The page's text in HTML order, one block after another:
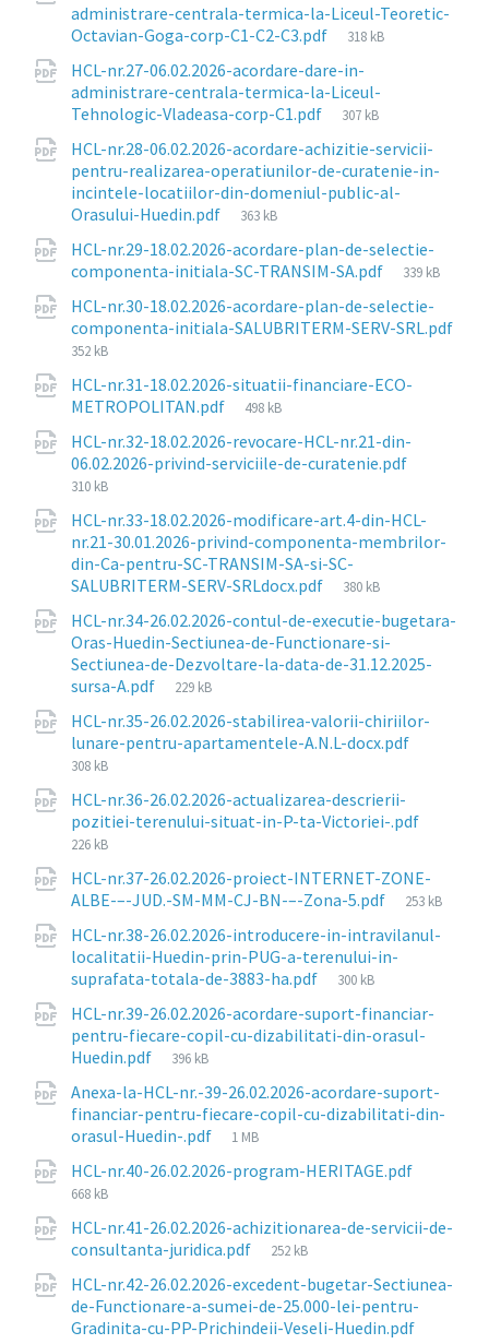
administrare-centrala-termica-la-Liceul-Teoretic-
Octavian-Goga-corp-C1-C2-C3.pdf
File
318 kB
HCL-nr.27-06.02.2026-acordare-dare-in-
administrare-centrala-termica-la-Liceul-
Tehnologic-Vladeasa-corp-C1.pdf
File
307 kB
HCL-nr.28-06.02.2026-acordare-achizitie-servicii-
pentru-realizarea-operatiunilor-de-curatenie-in-
incintele-locatiilor-din-domeniul-public-al-
Orasului-Huedin.pdf
File
363 kB
HCL-nr.29-18.02.2026-acordare-plan-de-selectie-
componenta-initiala-SC-TRANSIM-SA.pdf
File
339 kB
HCL-nr.30-18.02.2026-acordare-plan-de-selectie-
componenta-initiala-SALUBRITERM-SERV-SRL.pdf
File
352 kB
HCL-nr.31-18.02.2026-situatii-financiare-ECO-
METROPOLITAN.pdf
File
498 kB
HCL-nr.32-18.02.2026-revocare-HCL-nr.21-din-
06.02.2026-privind-serviciile-de-curatenie.pdf
310 kB
HCL-nr.33-18.02.2026-modificare-art.4-din-HCL-
nr.21-30.01.2026-privind-componenta-membrilor-
din-Ca-pentru-SC-TRANSIM-SA-si-SC-
SALUBRITERM-SERV-SRLdocx.pdf
File
380 kB
HCL-nr.34-26.02.2026-contul-de-executie-bugetara-
Oras-Huedin-Sectiunea-de-Functionare-si-
Sectiunea-de-Dezvoltare-la-data-de-31.12.2025-
sursa-A.pdf
File
229 kB
HCL-nr.35-26.02.2026-stabilirea-valorii-chiriilor-
lunare-pentru-apartamentele-A.N.L-docx.pdf
308 kB
HCL-nr.36-26.02.2026-actualizarea-descrierii-
pozitiei-terenului-situat-in-P-ta-Victoriei-.pdf
226 kB
HCL-nr.37-26.02.2026-proiect-INTERNET-ZONE-
ALBE-–-JUD.-SM-MM-CJ-BN-–-Zona-5.pdf
File
253 kB
HCL-nr.38-26.02.2026-introducere-in-intravilanul-
localitatii-Huedin-prin-PUG-a-terenului-in-
suprafata-totala-de-3883-ha.pdf
File
300 kB
HCL-nr.39-26.02.2026-acordare-suport-financiar-
pentru-fiecare-copil-cu-dizabilitati-din-orasul-
Huedin.pdf
File
396 kB
Anexa-la-HCL-nr.-39-26.02.2026-acordare-suport-
financiar-pentru-fiecare-copil-cu-dizabilitati-din-
orasul-Huedin-.pdf
File
1 MB
HCL-nr.40-26.02.2026-program-HERITAGE.pdf
668 kB
HCL-nr.41-26.02.2026-achizitionarea-de-servicii-de-
consultanta-juridica.pdf
File
252 kB
HCL-nr.42-26.02.2026-excedent-bugetar-Sectiunea-
de-Functionare-a-sumei-de-25.000-lei-pentru-
Gradinita-cu-PP-Prichindeii-Veseli-Huedin.pdf